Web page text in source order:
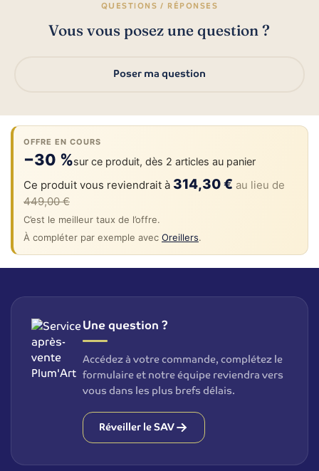
QUESTIONS / RÉPONSES
Vous vous posez une question ?
Poser ma question
OFFRE EN COURS
−30 %sur ce produit, dès 2 articles au panier
Ce produit vous reviendrait à 314,30 € au lieu de
449,00 €
C’est le meilleur taux de l’offre.
À compléter par exemple avec Oreillers.
Une question ?
Accédez à votre commande, complétez le
formulaire et notre équipe reviendra vers
vous dans les plus brefs délais.
Réveiller le SAV